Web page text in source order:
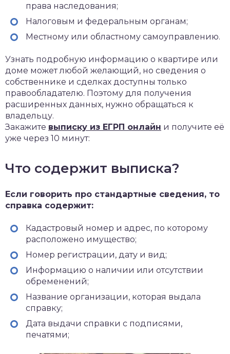
права наследования;
Налоговым и федеральным органам;
Местному или областному самоуправлению.
Узнать подробную информацию о квартире или
доме может любой желающий, но сведения о
собственнике и сделках доступны только
правообладателю. Поэтому для получения
расширенных данных, нужно обращаться к
владельцу.
Закажите выписку из ЕГРП онлайн и получите её
уже через 10 минут:
Что содержит выписка?
Если говорить про стандартные сведения, то
справка содержит:
Кадастровый номер и адрес, по которому
расположено имущество;
Номер регистрации, дату и вид;
Информацию о наличии или отсутствии
обременений;
Название организации, которая выдала
справку;
Дата выдачи справки с подписями,
печатями;